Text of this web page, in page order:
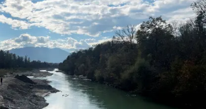
Pflege und Betreuung. Einsteigen
14 Jahren.